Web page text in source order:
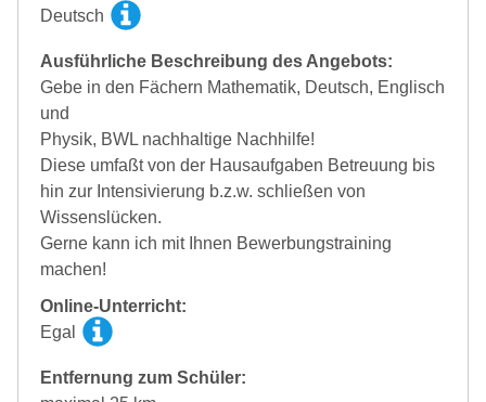
Deutsch
Ausführliche Beschreibung des Angebots:
Gebe in den Fächern Mathematik, Deutsch, Englisch
und
Physik, BWL nachhaltige Nachhilfe!
Diese umfaßt von der Hausaufgaben Betreuung bis
hin zur Intensivierung b.z.w. schließen von
Wissenslücken.
Gerne kann ich mit Ihnen Bewerbungstraining
machen!
Online-Unterricht:
Egal
Entfernung zum Schüler: